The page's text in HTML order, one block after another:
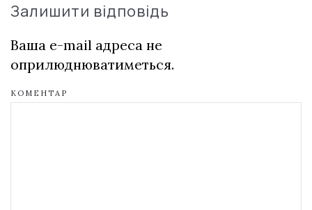
Залишити відповідь
Ваша e-mail адреса не
оприлюднюватиметься.
КОМЕНТАР